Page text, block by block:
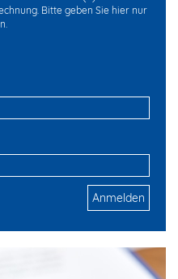
Bitte geben Sie hier nur
Anmelden